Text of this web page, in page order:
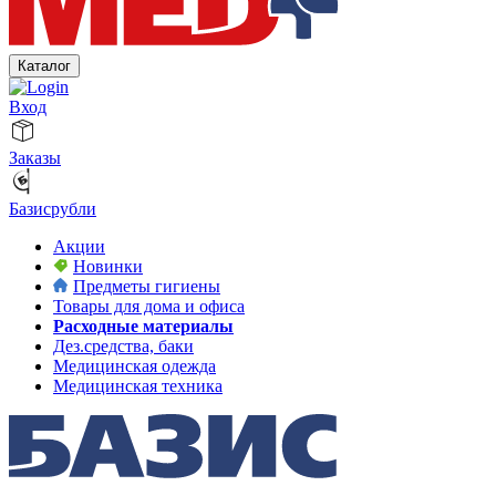
Каталог
Вход
Заказы
Базисрубли
Акции
Новинки
Предметы гигиены
Товары для дома и офиса
Расходные материалы
Дез.средства, баки
Медицинская одежда
Медицинская техника